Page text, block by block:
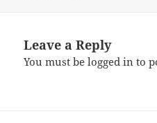
Leave a Reply
You must belogged in to